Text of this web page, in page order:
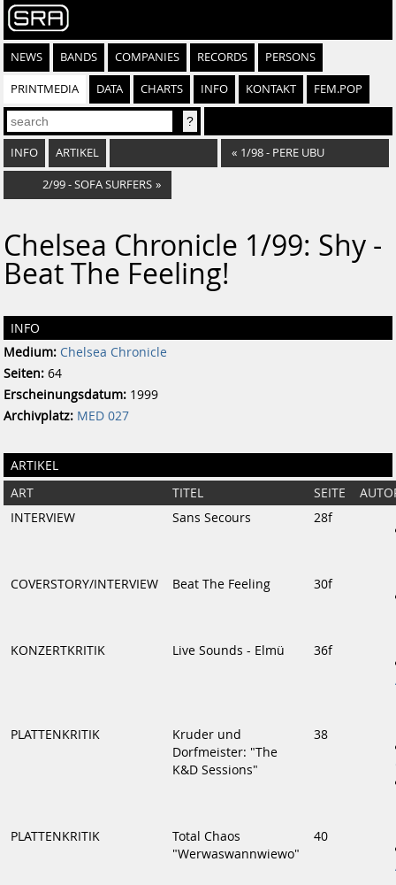
NEWS BANDS COMPANIES RECORDS PERSONS
PRINTMEDIA DATA CHARTS INFO KONTAKT FEM.POP
INFO ARTIKEL « 1/98 - PERE UBU
2/99 - SOFA SURFERS »
Chelsea Chronicle 1/99: Shy -
Beat The Feeling!
INFO
Medium: Chelsea Chronicle
Seiten: 64
Erscheinungsdatum: 1999
Archivplatz: MED 027
ARTIKEL
ART TITEL SEITE
INTERVIEW
Sans Secours
28f
COVERSTORY/INTERVIEW Beat The Feeling
30f
KONZERTKRITIK Live Sounds - Elmü
36f
PLATTENKRITIK
Kruder und
Dorfmeister: "The
K&D Sessions"
38
PLATTENKRITIK
Total Chaos
"Werwaswannwiewo"
40